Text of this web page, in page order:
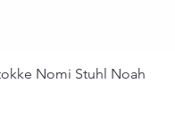
Nomi Stuhl Noah